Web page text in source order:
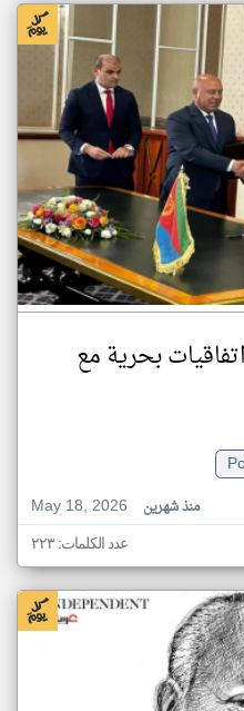
بحرية مع
May 18, 2026
منذ شهرين
عدد الكلمات: ٢٢٣